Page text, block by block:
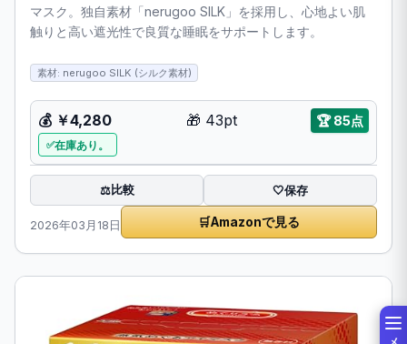
マスク。独自素材「nerugoo SILK」を採用し、心地よい肌
触りと高い遮光性で良質な睡眠をサポートします。
素材: nerugoo SILK (シルク素材)
💰 ￥4,280 🎁 43pt 🏆85点
在庫あり。
⚖️比較 🤍保存
2026年03月18日 🛒Amazonで見る